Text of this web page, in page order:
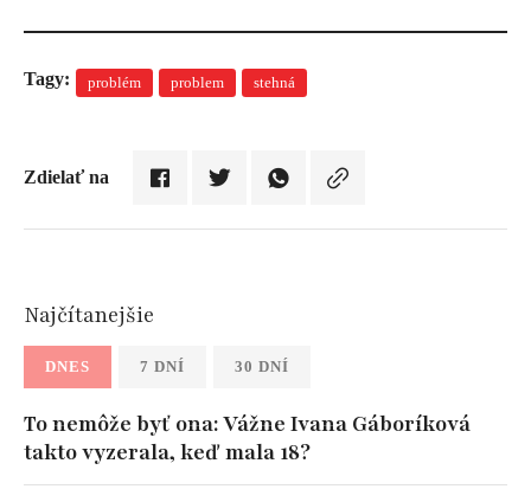
Tagy: problém problem stehná
Zdielať na
Najčítanejšie
DNES 7 DNÍ 30 DNÍ
To nemôže byť ona: Vážne Ivana Gáboríková
takto vyzerala, keď mala 18?